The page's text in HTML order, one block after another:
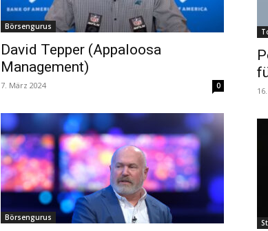
Börsengurus
David Tepper (Appaloosa
Management)
7. März 2024 0
Börsengurus